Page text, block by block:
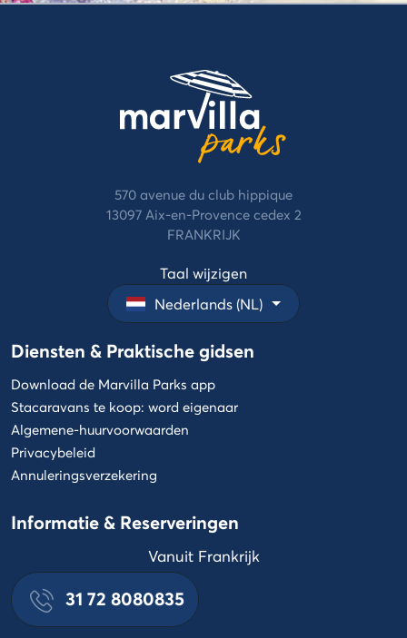
570 avenue du club hippique
13097 Aix-en-Provence cedex 2
FRANKRIJK
Taal wijzigen
Nederlands (NL)
Diensten & Praktische gidsen
Download de Marvilla Parks app
Stacaravans te koop: word eigenaar
Algemene-huurvoorwaarden
Privacybeleid
Annuleringsverzekering
Informatie & Reserveringen
Vanuit Frankrijk
31 72 8080835